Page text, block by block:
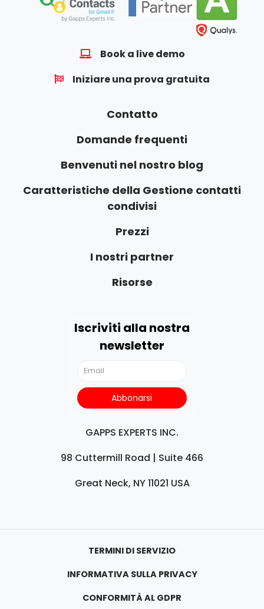
Book a live demo
Iniziare una prova gratuita
Contatto
Domande frequenti
Benvenuti nel nostro blog
Caratteristiche della Gestione contatti
condivisi
Prezzi
I nostri partner
Risorse
Iscriviti alla nostra
newsletter
GAPPS EXPERTS INC.
98 Cuttermill Road | Suite 466
Great Neck, NY 11021 USA
TERMINI DI SERVIZIO
INFORMATIVA SULLA PRIVACY
CONFORMITÀ AL GDPR